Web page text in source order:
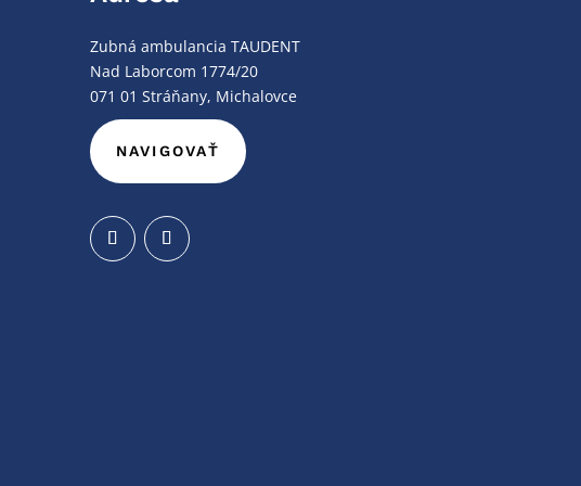
Zubná ambulancia TAUDENT
Nad Laborcom 1774/20
071 01 Stráňany, Michalovce
NAVIGOVAŤ